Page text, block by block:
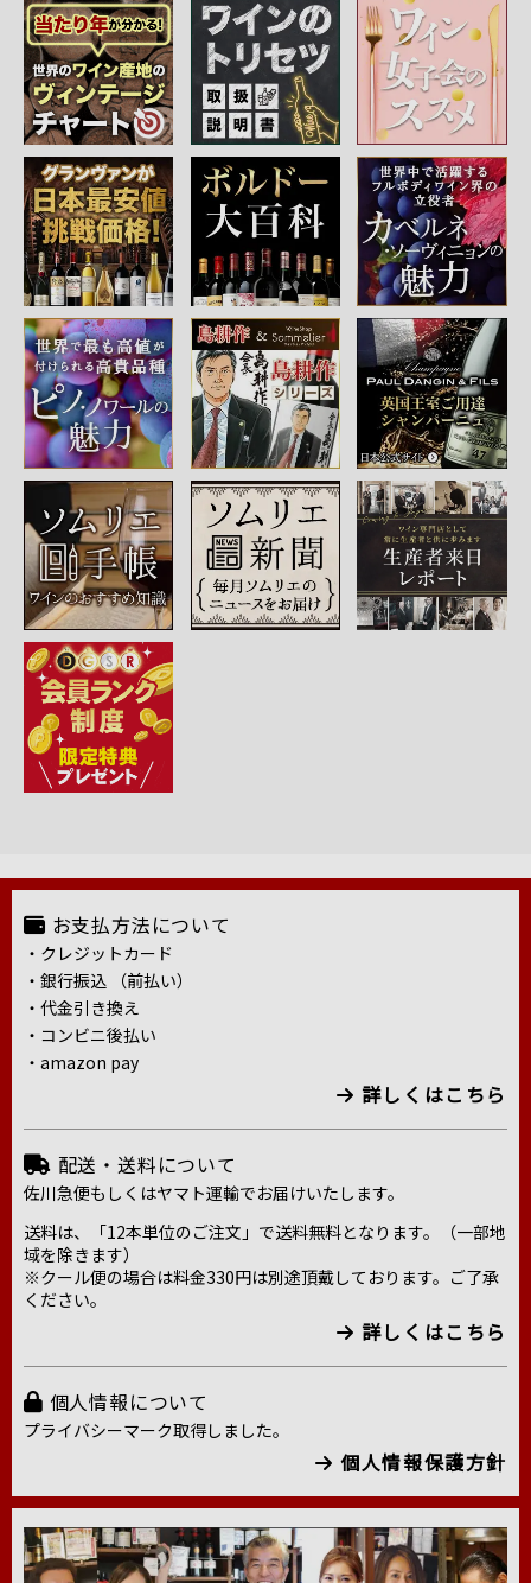
お支払方法について
・クレジットカード
・銀行振込 （前払い）
・代金引き換え
・コンビニ後払い
・amazon pay
詳しくはこちら
配送・送料について
佐川急便もしくはヤマト運輸でお届けいたします。
送料は、「12本単位のご注文」で送料無料となります。（一部地
域を除きます）
※クール便の場合は料金330円は別途頂戴しております。ご了承
ください。
詳しくはこちら
個人情報について
プライバシーマーク取得しました。
個人情報保護方針